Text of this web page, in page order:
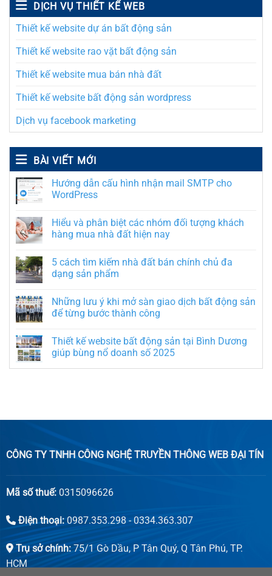
DỊCH VỤ THIẾT KẾ WEB
Thiết kế website dự án bất động sản
Thiết kế website rao vặt bất động sản
Thiết kế website mua bán nhà đất
Thiết kế website bất động sản wordpress
Dịch vụ facebook marketing
BÀI VIẾT MỚI
Hướng dẫn cấu hình nhận mail SMTP cho
WordPress
Hiểu và phân biệt các nhóm đối tượng khách
hàng mua nhà đất hiện nay
5 cách tìm kiếm nhà đất bán chính chủ đa
dạng sản phẩm
Những lưu ý khi mở sàn giao dịch bất động sản
để từng bước thành công
Thiết kế website bất động sản tại Bình Dương
giúp bùng nổ doanh số 2025
CÔNG TY TNHH CÔNG NGHỆ TRUYỀN THÔNG WEB ĐẠI TÍN
Mã số thuế:0315096626
Điện thoại:0987.353.298 - 0334.363.307
Trụ sở chính:75/1 Gò Dầu, P Tân Quý, Q Tân Phú, TP.
HCM